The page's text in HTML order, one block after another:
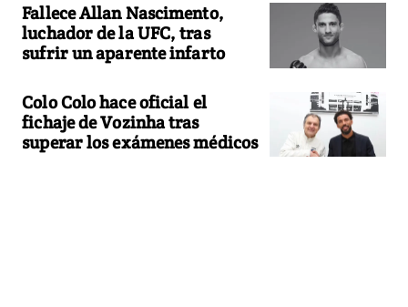
Fallece Allan Nascimento,
luchador de la UFC, tras
sufrir un aparente infarto
Colo Colo hace oficial el
fichaje de Vozinha tras
superar los exámenes médicos